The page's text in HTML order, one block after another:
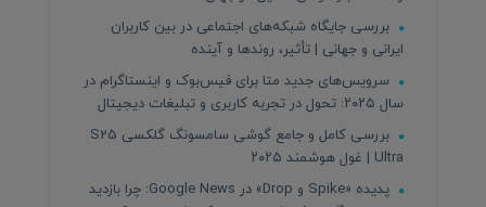
بررسی جایگاه شبکه‌های اجتماعی در بین کاربران
ایرانی و جهانی | تأثیر، روندها و آینده
سرویس‌های جدید متا برای فیس‌بوک و اینستاگرام در
سال ۲۰۲۵: تحول در تجربه کاربری و تبلیغات دیجیتال
بررسی کامل و جامع گوشی سامسونگ گلکسی S25
Ultra | غول هوشمند ۲۰۲۵
پدیده «Spike و Drop» در Google News: چرا بازدید